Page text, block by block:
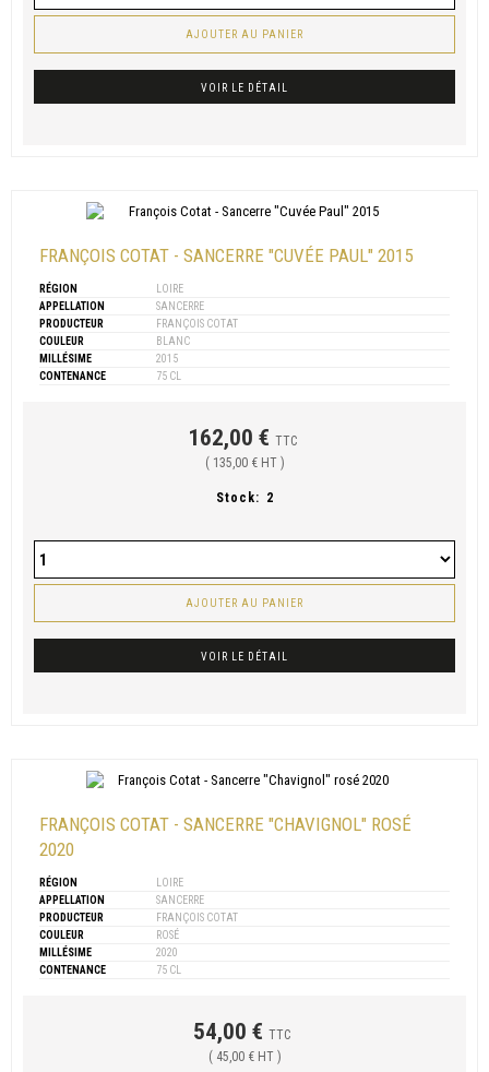
AJOUTER AU PANIER
VOIR LE DÉTAIL
FRANÇOIS COTAT - SANCERRE "CUVÉE PAUL" 2015
RÉGION
LOIRE
APPELLATION
SANCERRE
PRODUCTEUR
FRANÇOIS COTAT
COULEUR
BLANC
MILLÉSIME
2015
CONTENANCE
75 CL
162,00 € TTC
( 135,00 € HT )
Stock: 2
AJOUTER AU PANIER
VOIR LE DÉTAIL
FRANÇOIS COTAT - SANCERRE "CHAVIGNOL" ROSÉ
2020
RÉGION
LOIRE
APPELLATION
SANCERRE
PRODUCTEUR
FRANÇOIS COTAT
COULEUR
ROSÉ
MILLÉSIME
2020
CONTENANCE
75 CL
54,00 € TTC
( 45,00 € HT )